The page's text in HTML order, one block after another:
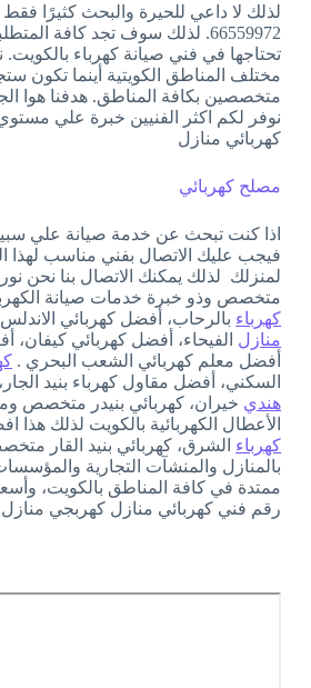
لذلك لا داعي للحيرة والبحث كثيرًا
66559972. لذلك سوف تجد كافة
تحتاجها في فني صيانة كهرباء بالكويت.
مختلف المناطق الكويتية أينما تكون
متخصصين بكافة المناطق. هدفنا هوا
نوفر لكم اكثر الفنيين خبرة علي
كهربائي منازل
مصلح كهربائي
اذا كنت تبحث عن خدمة صيانة علي
فيجب عليك الاتصال بفني مناسب لهذا
لمنزلك لذلك يمكنك الاتصال بنا نحن
متخصص وذو خبرة خدمات صيانة
كهرباء بالرحاب، أفضل كهربائي الاندلس
منازل الفيحاء، أفضل كهربائي كيفان،
أفضل معلم كهربائي الشعب البحري .
السكني، أفضل مقاول كهرباء بنيد
هندي خيران، كهربائي بنيدر متخصص
الأعطال الكهربائية بالكويت لذلك
كهرباء الشرق، كهربائي بنيد القار
بالمنازل والمنشآت التجارية
ممتدة في كافة المناطق بالكويت،
رقم فني كهربائي منازل كهربجي